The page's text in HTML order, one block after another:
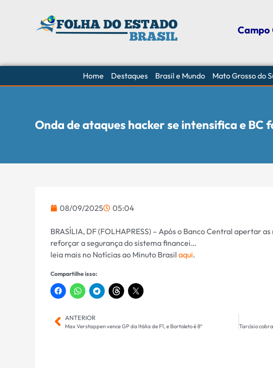
Campo
Home Destaques Brasil e Mundo Mato Grosso do
Onda de ataques hacker se intensifica e BC
08/09/2025 05:04
BRASÍLIA, DF (FOLHAPRESS) – Após o Banco Central apertar
reforçar a segurança do sistema financei…
leia mais no Notícias ao Minuto Brasil aqui.
Compartilhe isso:
ANTERIOR
Max Verstappen vence GP da Itália de F1, e Bortoleto é 8º